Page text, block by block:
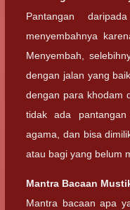
Pantangan
menyembahnya
Menyembah,
dengan jalan yang
dengan para khodam
tidak ada
agama, dan bisa
atau bagi yang belum
Mantra Bacaan
Mantra bacaan apa